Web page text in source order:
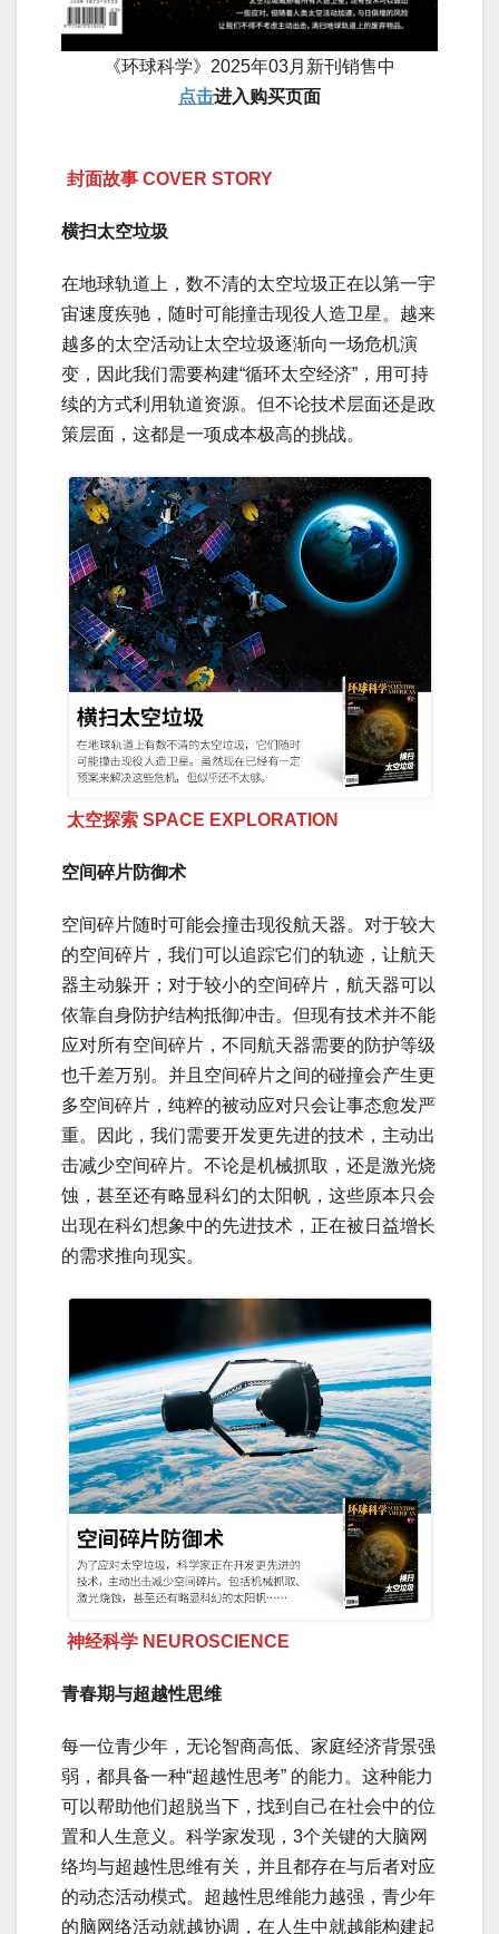
《环球科学》2025年03月新刊销售中
点击进入购买页面
封面故事 COVER STORY
横扫太空垃圾
在地球轨道上，数不清的太空垃圾正在以第一宇
宙速度疾驰，随时可能撞击现役人造卫星。越来
越多的太空活动让太空垃圾逐渐向一场危机演
变，因此我们需要构建“循环太空经济”，用可持
续的方式利用轨道资源。但不论技术层面还是政
策层面，这都是一项成本极高的挑战。
太空探索 SPACE EXPLORATION
空间碎片防御术
空间碎片随时可能会撞击现役航天器。对于较大
的空间碎片，我们可以追踪它们的轨迹，让航天
器主动躲开；对于较小的空间碎片，航天器可以
依靠自身防护结构抵御冲击。但现有技术并不能
应对所有空间碎片，不同航天器需要的防护等级
也千差万别。并且空间碎片之间的碰撞会产生更
多空间碎片，纯粹的被动应对只会让事态愈发严
重。因此，我们需要开发更先进的技术，主动出
击减少空间碎片。不论是机械抓取，还是激光烧
蚀，甚至还有略显科幻的太阳帆，这些原本只会
出现在科幻想象中的先进技术，正在被日益增长
的需求推向现实。
神经科学 NEUROSCIENCE
青春期与超越性思维
每一位青少年，无论智商高低、家庭经济背景强
弱，都具备一种“超越性思考” 的能力。这种能力
可以帮助他们超脱当下，找到自己在社会中的位
置和人生意义。科学家发现，3个关键的大脑网
络均与超越性思维有关，并且都存在与后者对应
的动态活动模式。超越性思维能力越强，青少年
的脑网络活动就越协调，在人生中就越能构建起